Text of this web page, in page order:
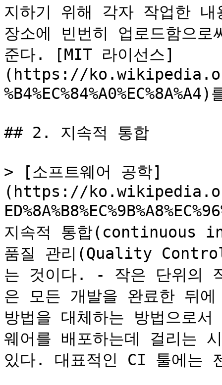
지하기 위해 각자 작업한
장소에 빈번히 업로드함으
준다. [MIT 라이선스]
(https://ko.wikipedia.org/
## 2. 지속적 통합
> [소프트웨어 공학]
(https://ko.wikipedia.org/
지속적 통합(continuous
품질 관리(Quality
는 것이다. - 작은 단위의
은 모든 개발을 완료한 뒤
방법을 대체하는 방법으로
웨어를 배포하는데 걸리는
있다. 대표적인 CI 툴에는